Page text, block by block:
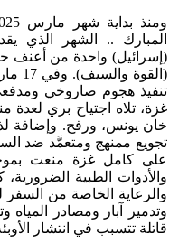
المبارك .. الشهر الذي
(إسرائيل) واحدة من أعنف
تنفيذ هجوم صاروخي
غزة، تلاه اجتياح بري
خان يونس، ورفح. وإضافة
تجويع ممنهج ومتعمَّد ضد
على كامل غزة منعت
والأدوات الطبية
والرعاية الخاصة من السفر
وتدمير آبار ومصادر
قاتلة تتسبب في انتشار